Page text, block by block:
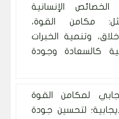
الخصائص الإنسانية
مثل: مكامن القوة،
وتنمية الخبرات
كالسعادة وجودة
لمكامن القوة
لتحسين جودة